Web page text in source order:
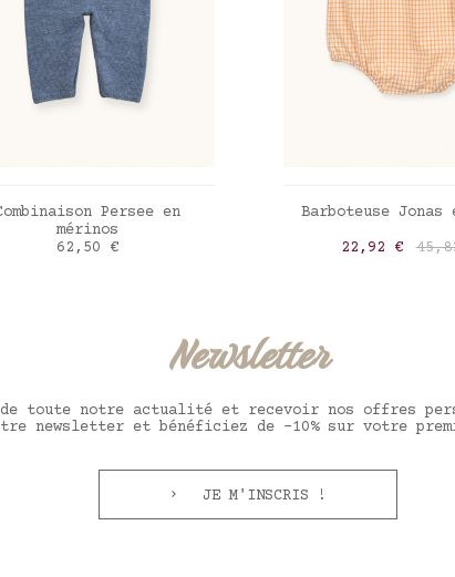
AJOUTER AU PANIER
Persee en
mérinos
Prix
62,50 €
AJOUTER AU
Barboteuse Jonas
Prix
22,92 € Prix
Newsletter
toute notre actualité et recevoir nos offres
newsletter et bénéficiez de -10% sur votre
JE M'INSCRIS !